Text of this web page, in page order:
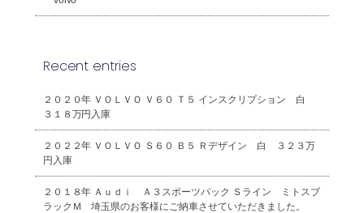
Recent entries
２０２０年 ＶＯＬＶＯ Ｖ６０ Ｔ５ インスクリプション 白
３１８万円入庫
２０２２年 ＶＯＬＶＯ Ｓ６０ Ｂ５ Ｒデザイン 白 ３２３万
円入庫
２０１８年 Ａｕｄｉ Ａ３スポーツバック Ｓライン ミトスブ
ラックＭ 埼玉県のお客様にご納車させていただきました。